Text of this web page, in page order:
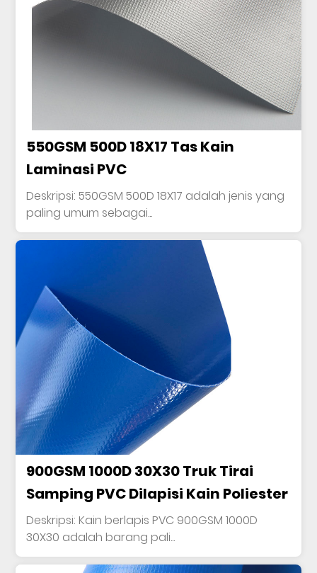
550GSM 500D 18X17 Tas Kain
Laminasi PVC
Deskripsi: 550GSM 500D 18X17 adalah jenis yang
paling umum sebagai...
900GSM 1000D 30X30 Truk Tirai
Samping PVC Dilapisi Kain Poliester
Deskripsi: Kain berlapis PVC 900GSM 1000D
30X30 adalah barang pali...